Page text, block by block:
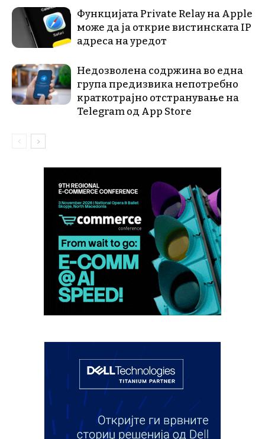
Функцијата Private Relay на Apple
може да ја открие вистинската IP
адреса на уредот
Недозволена содржина во една
група предизвика непотребно
краткотрајно отстранување на
Telegram од App Store